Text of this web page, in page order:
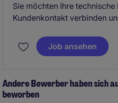
Sie möchten Ihre
Kundenkontakt verbinden
Bewerbung.Job ansehen
Andere Bewerber haben sich
beworben